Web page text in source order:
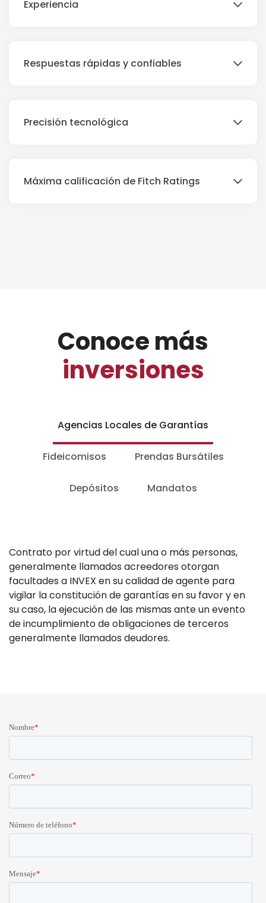
Experiencia
Respuestas rápidas y confiables
Precisión tecnológica
Máxima calificación de Fitch Ratings
Conoce más
inversiones
Agencias Locales de Garantías
Fideicomisos Prendas Bursátiles
Depósitos Mandatos
Contrato por virtud del cual una o más personas,
generalmente llamados acreedores otorgan
facultades a INVEX en su calidad de agente para
vigilar la constitución de garantías en su favor y en
su caso, la ejecución de las mismas ante un evento
de incumplimiento de obligaciones de terceros
generalmente llamados deudores.